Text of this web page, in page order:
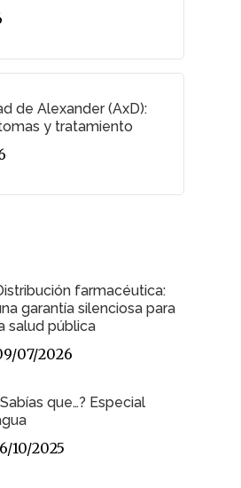
de Alexander (AxD):
y tratamiento
farmacéutica:
garantía silenciosa para
salud pública
07/2026
que…? Especial
10/2025